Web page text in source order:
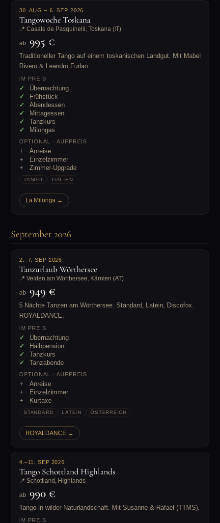
30. AUG – 6. SEP 2026
Tangowoche Toskana
📍 Casale de Pasquinelli, Toskana (IT)
ab 995 €
Traditioneller Tango auf einem toskanischen Landgut. Mit Mabel
Rivero & Leandro Furlan.
IM PREIS
Übernachtung
Frühstück
Abendessen
Mittagessen
Tanzkurs
Milongas
OPTIONAL · AUFPREIS
Anreise
Einzelzimmer
Zimmer-Upgrade
TANGO ITALIEN
La Milonga →
September 2026
2.–7. SEP 2026
Tanzurlaub Wörthersee
📍 Velden am Wörthersee, Kärnten (AT)
ab 949 €
5 Nächte Tanzen am Wörthersee. Standard, Latein, Discofox.
ROYALDANCE.
IM PREIS
Übernachtung
Halbpension
Tanzkurs
Tanzabende
OPTIONAL · AUFPREIS
Anreise
Einzelzimmer
Kurtaxe
STANDARD LATEIN ÖSTERREICH
ROYALDANCE →
4.–11. SEP 2026
Tango Schottland Highlands
📍 Schottland, Highlands
ab 990 €
Tango in wilder Naturlandschaft. Mit Susanne & Rafael (TTMS).
IM PREIS